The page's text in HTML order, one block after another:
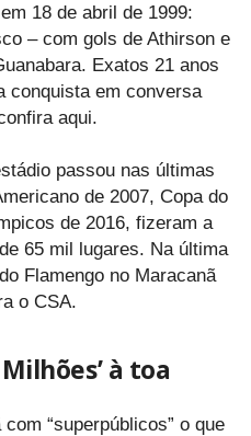
18 de abril de 1999:
– com gols de Athirson e
Exatos 21 anos
conquista em conversa
aqui.
passou nas últimas
de 2007, Copa do
de 2016, fizeram a
65 mil lugares. Na última
Flamengo no Maracanã
o CSA.
à toa
“superpúblicos” o que